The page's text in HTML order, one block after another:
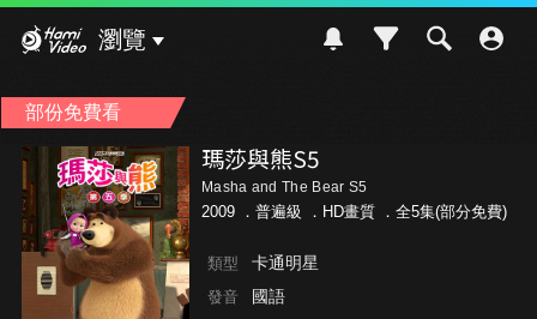
瀏覽
部份免費看
瑪莎與熊S5
Masha and The Bear S5
2009 ． 普遍級 ．HD畫質 ．全5集(部分免費)
類型 卡通明星
發音 國語